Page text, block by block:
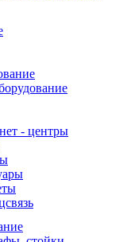
- центры